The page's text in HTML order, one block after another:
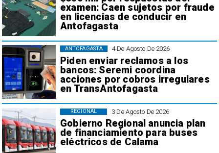
examen: Caen sujetos por fraude
en licencias de conducir en
Antofagasta
4 De Agosto De 2026
Piden enviar reclamos a los
bancos: Seremi coordina
acciones por cobros irregulares
en TransAntofagasta
ANTOFAGASTA
3 De Agosto De 2026
Gobierno Regional anuncia plan
de financiamiento para buses
eléctricos de Calama
REGIONAL